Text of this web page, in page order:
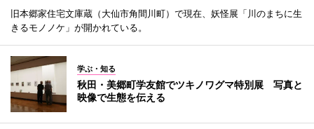
旧本郷家住宅文庫蔵（大仙市角間川町）で現在、妖怪展「川のまちに生
きるモノノケ」が開かれている。
学ぶ・知る
秋田・美郷町学友館でツキノワグマ特別展 写真と
映像で生態を伝える